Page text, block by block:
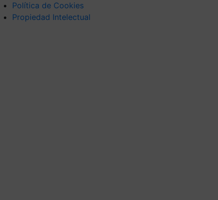
Política de Cookies
Propiedad Intelectual